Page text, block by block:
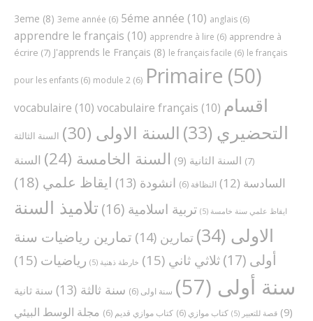
3eme (8) 3eme année (6) 5éme année (10) anglais (6)
apprendre le français (10) apprendre à lire (6) apprendre à
écrire (7) J'apprends le Français (8) le français facile (6) le français
pour les enfants (6) module 2 (6) Primaire (50)
vocabulaire (10) vocabulaire français (10) اقسام
التحضيري (33) السنة الاولى (30)
السنة الثالثة
(7)
السنة الثانية (9) السنة الخامسة (24)
السنة
السادسة (12) النظافة (6) انشودة (13) ايقاظ علمي (18)
ايقاظ علمي سنة خامسة (5) تربية اسلامية (16)
تلاميذ السنة
الاولى (34) تمارين (14)
تمارين رياضيات سنة
أولى (17) ثلاثي ثاني (15) خارطة ذهنية (5) رياضيات (15)
سنة أولى (57) سنة اولى (6) سنة ثالثة (13)
سنة ثانية
(9)
قصة للتعبير (5) كتاب موازي (6) كتاب موازي قديم (6)
مجلة الوسط البيئي